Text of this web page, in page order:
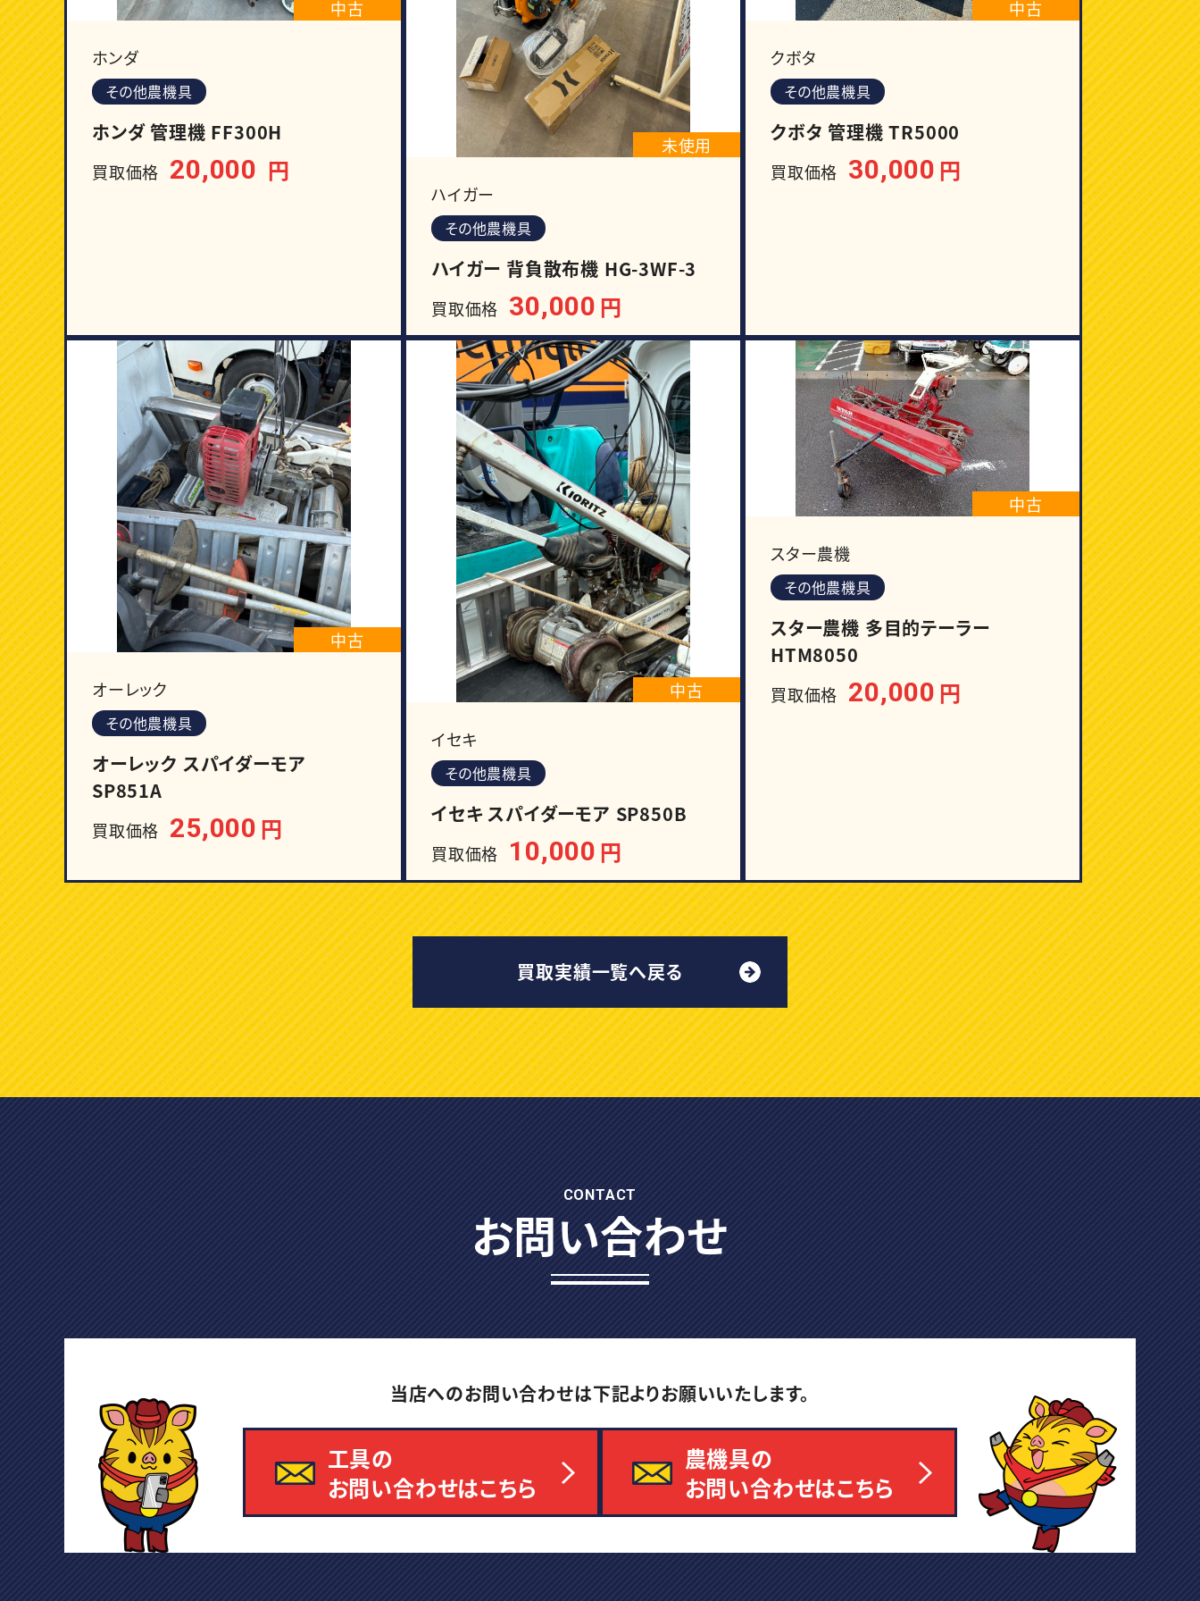
中古
ホンダ
その他農機具
ホンダ 管理機 FF300H
買取価格 20,000 円
未使用
ハイガー
その他農機具
ハイガー 背負散布機 HG-3WF-3
買取価格 30,000 円
中古
クボタ
その他農機具
クボタ 管理機 TR5000
買取価格 30,000 円
中古
オーレック
その他農機具
オーレック スパイダーモア
SP851A
買取価格 25,000 円
中古
イセキ
その他農機具
イセキ スパイダーモア SP850B
買取価格 10,000 円
中古
スター農機
その他農機具
スター農機 多目的テーラー
HTM8050
買取価格 20,000 円
買取実績一覧へ戻る
CONTACT
お問い合わせ
当店へのお問い合わせは下記よりお願いいたします。
工具の
お問い合わせはこちら
農機具の
お問い合わせはこちら